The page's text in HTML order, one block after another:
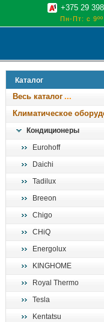
+375 29
Пн-Пт: с 9ºº
Каталог
Весь каталог
Климатическое
Кондиционеры
Eurohoff
Daichi
Tadilux
Breeon
Chigo
CHiQ
Energolux
KINGHOME
Royal Thermo
Tesla
Kentatsu